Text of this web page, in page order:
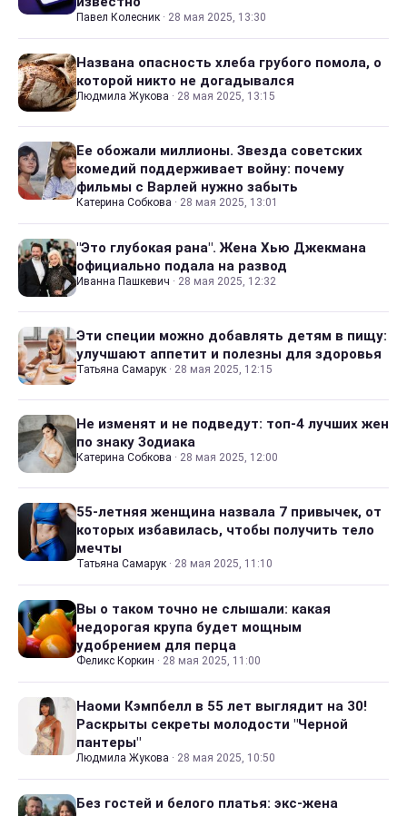
Павел Колесник · 28 мая 2025, 13:30
Названа опасность хлеба грубого помола, о
которой никто не догадывался
Людмила Жукова · 28 мая 2025, 13:15
Ее обожали миллионы. Звезда советских
комедий поддерживает войну: почему
фильмы с Варлей нужно забыть
Катерина Собкова · 28 мая 2025, 13:01
"Это глубокая рана". Жена Хью Джекмана
официально подала на развод
Иванна Пашкевич · 28 мая 2025, 12:32
Эти специи можно добавлять детям в пищу:
улучшают аппетит и полезны для здоровья
Татьяна Самарук · 28 мая 2025, 12:15
Не изменят и не подведут: топ-4 лучших жен
по знаку Зодиака
Катерина Собкова · 28 мая 2025, 12:00
55-летняя женщина назвала 7 привычек, от
которых избавилась, чтобы получить тело
мечты
Татьяна Самарук · 28 мая 2025, 11:10
Вы о таком точно не слышали: какая
недорогая крупа будет мощным
удобрением для перца
Феликс Коркин · 28 мая 2025, 11:00
Наоми Кэмпбелл в 55 лет выглядит на 30!
Раскрыты секреты молодости "Черной
пантеры"
Людмила Жукова · 28 мая 2025, 10:50
Без гостей и белого платья: экс-жена